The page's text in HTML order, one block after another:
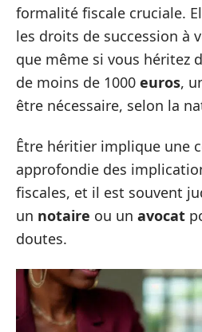
formalité fiscale cruciale.
les droits de succession à
que même si vous héritez
de moins de 1000 euros,
être nécessaire, selon la
Être héritier implique une
approfondie des
fiscales, et il est souvent
un notaire ou un avocat
doutes.